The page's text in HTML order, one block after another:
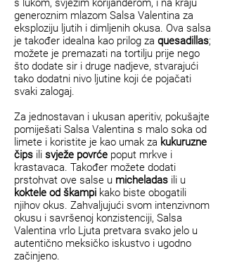
generoznim mlazom Salsa Valentina za
eksploziju ljutih i dimljenih okusa. Ova salsa
je također idealna kao prilog za quesadillas;
možete je premazati na tortilju prije nego
što dodate sir i druge nadjeve, stvarajući
tako dodatni nivo ljutine koji će pojačati
svaki zalogaj.
Za jednostavan i ukusan aperitiv, pokušajte
pomiješati Salsa Valentina s malo soka od
limete i koristite je kao umak za kukuruzne
čips ili svježe povrće poput mrkve i
krastavaca. Također možete dodati
prstohvat ove salse u micheladas ili u
koktele od škampi kako biste obogatili
njihov okus. Zahvaljujući svom intenzivnom
okusu i savršenoj konzistenciji, Salsa
Valentina vrlo Ljuta pretvara svako jelo u
autentično meksičko iskustvo i ugodno
začinjeno.